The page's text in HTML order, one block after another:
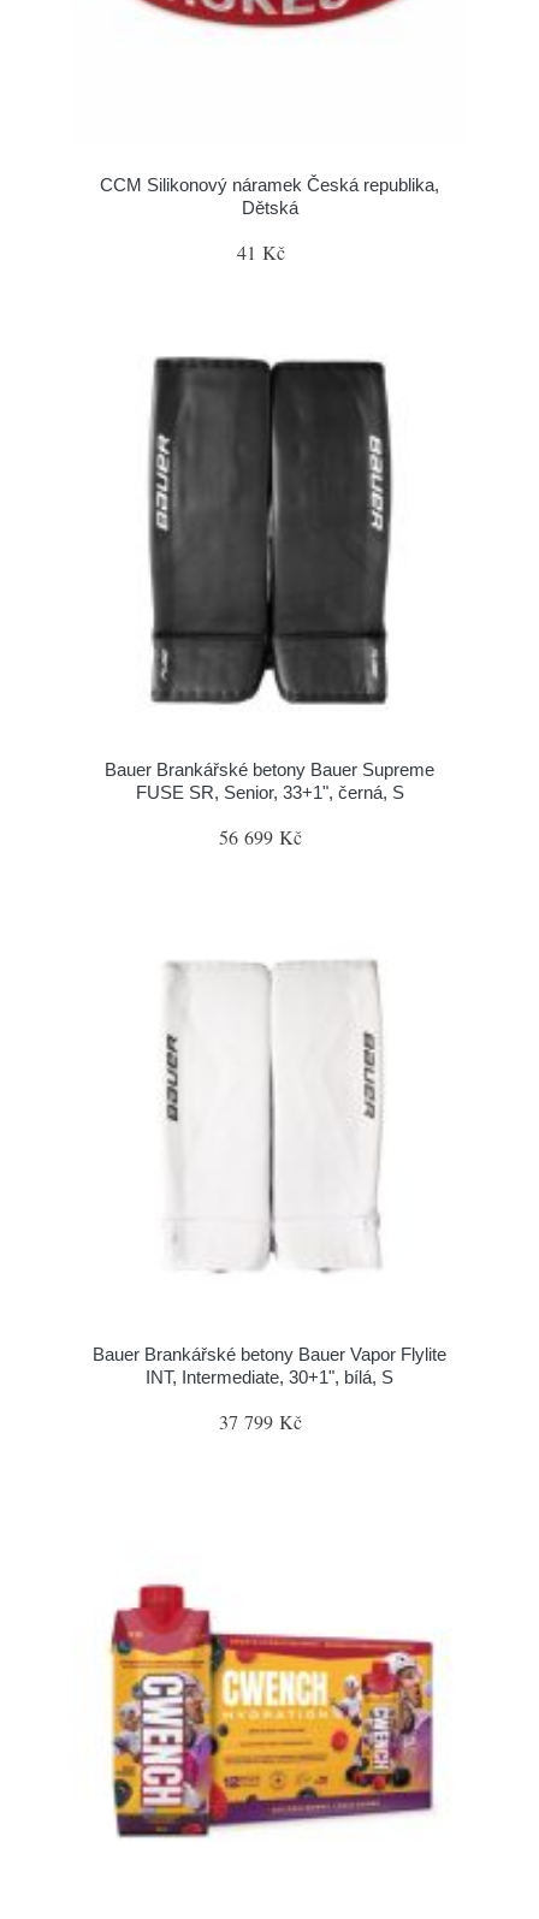
CCM Silikonový náramek Česká republika,
Dětská
41 Kč
Bauer Brankářské betony Bauer Supreme
FUSE SR, Senior, 33+1", černá, S
56 699 Kč
Bauer Brankářské betony Bauer Vapor Flylite
INT, Intermediate, 30+1", bílá, S
37 799 Kč